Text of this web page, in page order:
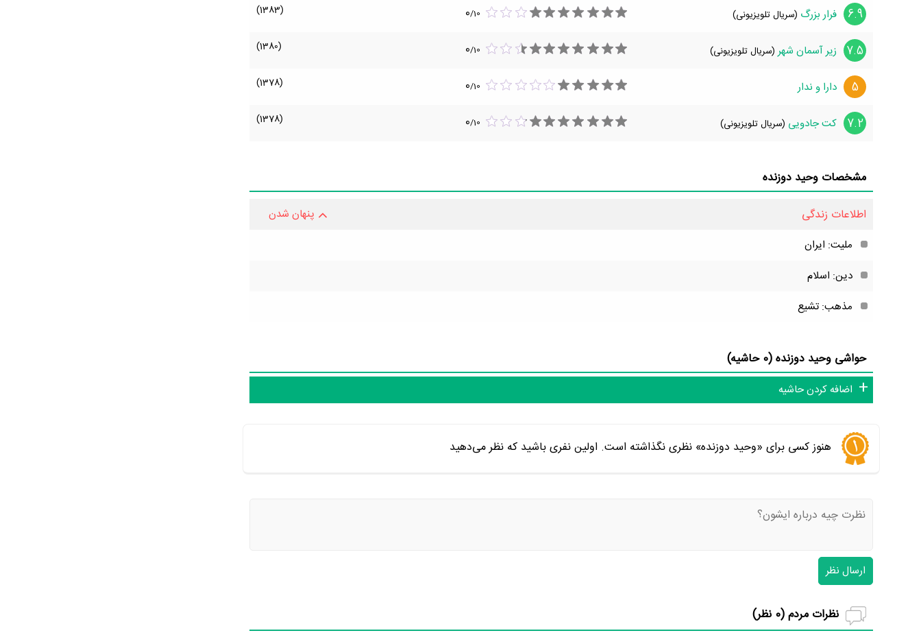
6.9 فرار بزرگ (سریال تلویزیونی) 0/10
(1383)
7.5 زیر آسمان شهر (سریال تلویزیونی) 0/10
(1380)
5 دارا و ندار 0/10
(1378)
7.2 کت جادویی (سریال تلویزیونی) 0/10
(1378)
مشخصات وحید دوزنده
اطلاعات زندگی
پنهان شدن
ملیت: ایران
دین: اسلام
مذهب: تشیع
حواشی وحید دوزنده (0 حاشیه)
اضافه کردن حاشیه
هنوز کسی برای «وحید دوزنده» نظری نگذاشته است. اولین نفری باشید که نظر می‌دهید
ارسال نظر
نظرات مردم (0 نظر)